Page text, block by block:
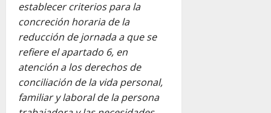
establecer criterios para la
concreción horaria de la
reducción de jornada a que se
refiere el apartado 6, en
atención a los derechos de
conciliación de la vida personal,
familiar y laboral de la persona